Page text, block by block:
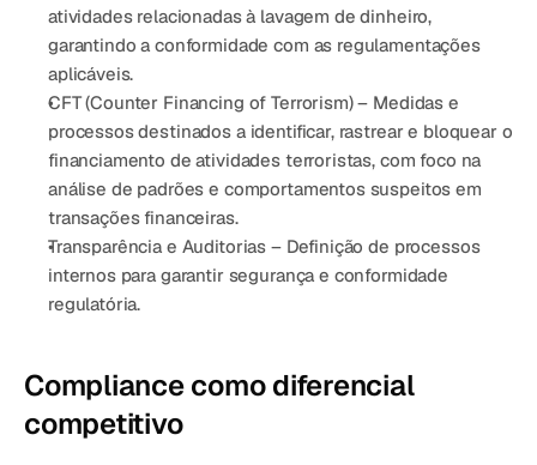
atividades relacionadas à lavagem de dinheiro,
garantindo a conformidade com as regulamentações
aplicáveis.
CFT (Counter Financing of Terrorism) – Medidas e
processos destinados a identificar, rastrear e bloquear o
financiamento de atividades terroristas, com foco na
análise de padrões e comportamentos suspeitos em
transações financeiras.
Transparência e Auditorias – Definição de processos
internos para garantir segurança e conformidade
regulatória.
Compliance como diferencial
competitivo